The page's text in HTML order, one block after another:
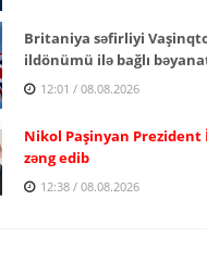
Britaniya səfirliyi
ildönümü ilə bağlı
12:01 / 08.08.2026
Nikol Paşinyan
zəng edib
12:38 / 08.08.2026